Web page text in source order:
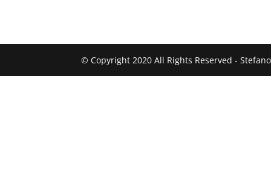
€180.00
© Copyright 2020 All Rights Reserved -